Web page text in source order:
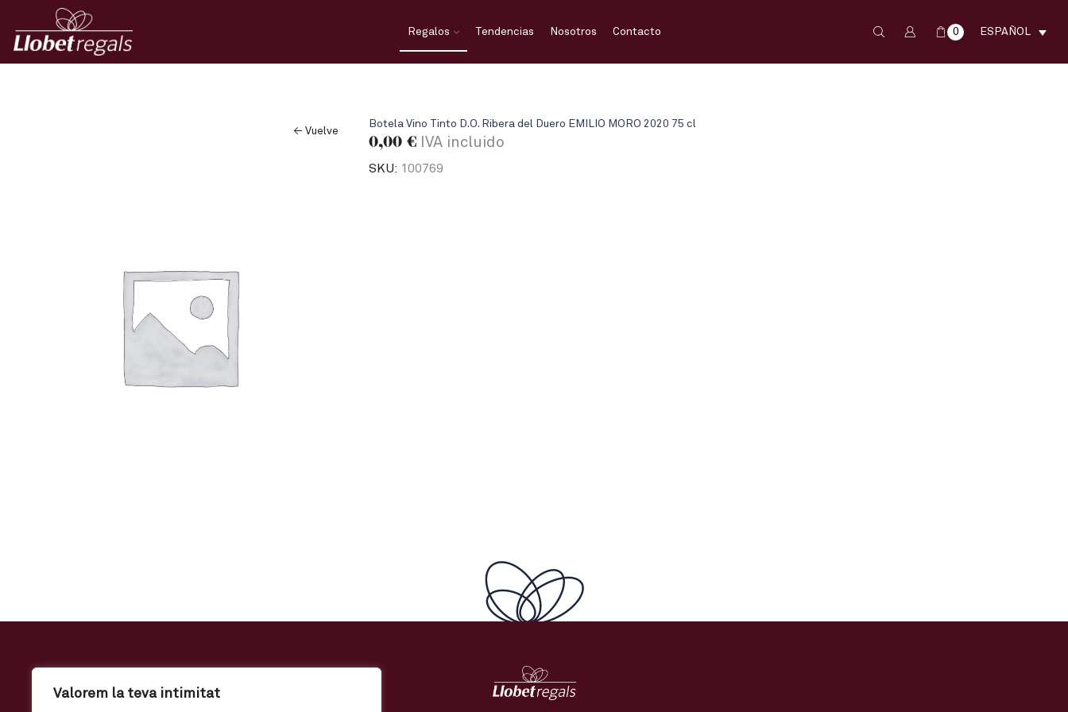
Valorem la teva intimitat
Regalos Tendencias Nosotros Contacto 0 ESPAÑOL
← Vuelve
Botela Vino Tinto D.O. Ribera del Duero EMILIO MORO 2020 75 cl
0,00 €IVA incluido
SKU: 100769